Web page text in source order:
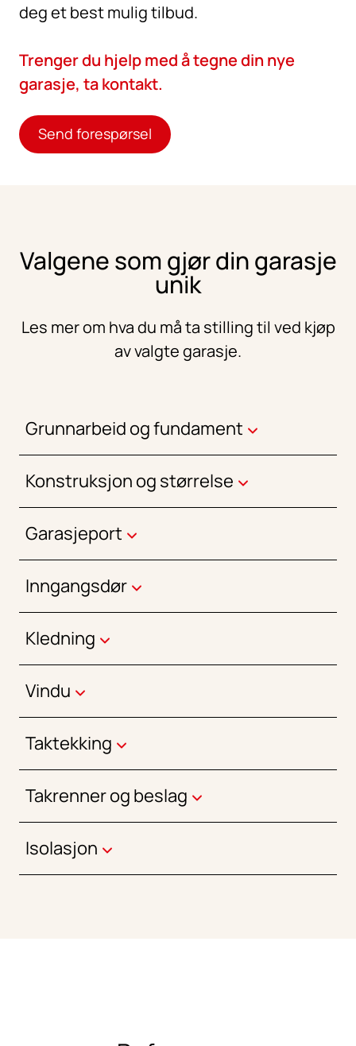
deg et best mulig tilbud.
Trenger du hjelp med å tegne din nye
garasje, ta kontakt.
Send forespørsel
Valgene som gjør din garasje
unik
Les mer om hva du må ta stilling til ved kjøp
av valgte garasje.
Grunnarbeid og fundament
Konstruksjon og størrelse
Garasjeport
Inngangsdør
Kledning
Vindu
Taktekking
Takrenner og beslag
Isolasjon